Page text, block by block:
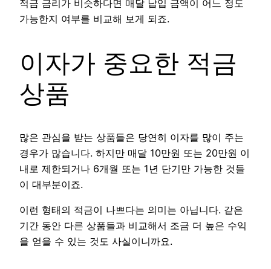
적금 금리가 비슷하다면 매달 납입 금액이 어느 정도
가능한지 여부를 비교해 보게 되죠.
이자가 중요한 적금
상품
많은 관심을 받는 상품들은 당연히 이자를 많이 주는
경우가 많습니다. 하지만 매달 10만원 또는 20만원 이
내로 제한되거나 6개월 또는 1년 단기만 가능한 것들
이 대부분이죠.
이런 형태의 적금이 나쁘다는 의미는 아닙니다. 같은
기간 동안 다른 상품들과 비교해서 조금 더 높은 수익
을 얻을 수 있는 것도 사실이니까요.